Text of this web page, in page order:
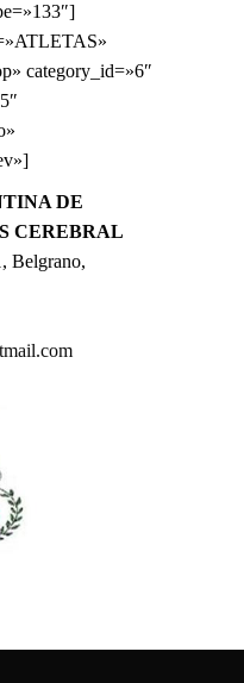
category_id=»6″
DE
CEREBRAL
Belgrano,